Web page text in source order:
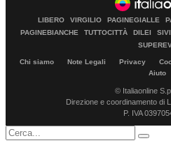
LIBERO VIRGILIO PAGINEGIALLE
PAGINEBIANCHE
TUTTOCITTÀ DILEI
Chi siamo Note Legali Privacy
Aiuto
© Italiaonline
Direzione e coordinamento di
P. IVA